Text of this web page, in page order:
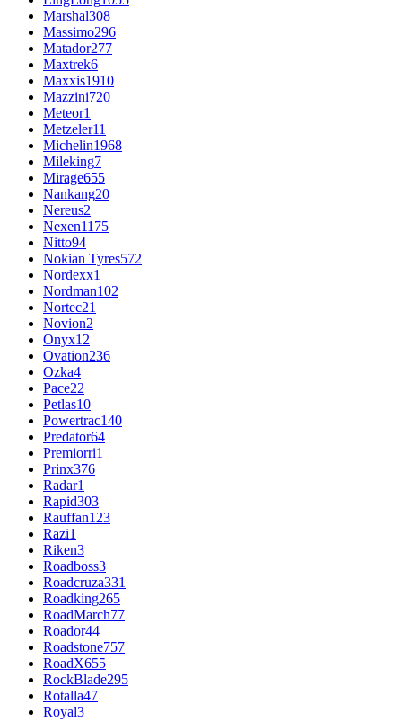
Marshal308
Massimo296
Matador277
Maxtrek6
Maxxis1910
Mazzini720
Meteor1
Metzeler11
Michelin1968
Mileking7
Mirage655
Nankang20
Nereus2
Nexen1175
Nitto94
Nokian Tyres572
Nordexx1
Nordman102
Nortec21
Novion2
Onyx12
Ovation236
Ozka4
Pace22
Petlas10
Powertrac140
Predator64
Premiorri1
Prinx376
Radar1
Rapid303
Rauffan123
Razi1
Riken3
Roadboss3
Roadcruza331
Roadking265
RoadMarch77
Roador44
Roadstone757
RoadX655
RockBlade295
Rotalla47
Royal3